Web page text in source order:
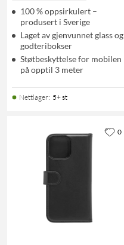
100 % oppsirkulert –
produsert i Sverige
Laget av gjenvunnet glass og
godteribokser
Støtbeskyttelse for mobilen
på opptil 3 meter
Nettlager: 5+ st
0